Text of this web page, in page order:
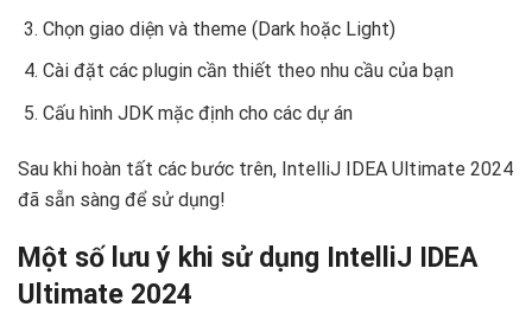
Chọn giao diện và theme (Dark hoặc Light)
Cài đặt các plugin cần thiết theo nhu cầu của bạn
Cấu hình JDK mặc định cho các dự án
Sau khi hoàn tất các bước trên, IntelliJ IDEA Ultimate 2024
đã sẵn sàng để sử dụng!
Một số lưu ý khi sử dụng IntelliJ IDEA
Ultimate 2024